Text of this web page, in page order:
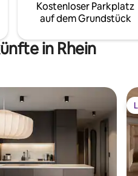
naturelle.
*
Kostenloser Parkplatz
auf dem Grundstück
in Rhein